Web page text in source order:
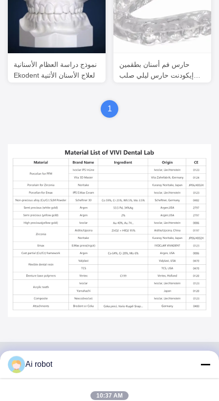
نموذج دراسة العظام الأسنانية
Ekodent لعلاج الأسنان الأثنية
حارس فم أسنان بطقمين
إيكودنت حارس ليلي صلب
1
VIVI DENTAI
Ai robot
10:37 AM